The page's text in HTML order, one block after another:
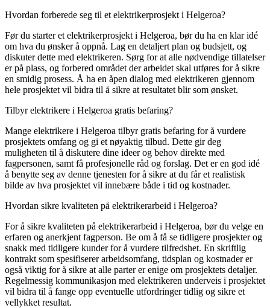
Hvordan forberede seg til et elektrikerprosjekt i Helgeroa?
Før du starter et elektrikerprosjekt i Helgeroa, bør du ha en klar idé
om hva du ønsker å oppnå. Lag en detaljert plan og budsjett, og
diskuter dette med elektrikeren. Sørg for at alle nødvendige tillatelser
er på plass, og forbered området der arbeidet skal utføres for å sikre
en smidig prosess. Å ha en åpen dialog med elektrikeren gjennom
hele prosjektet vil bidra til å sikre at resultatet blir som ønsket.
Tilbyr elektrikere i Helgeroa gratis befaring?
Mange elektrikere i Helgeroa tilbyr gratis befaring for å vurdere
prosjektets omfang og gi et nøyaktig tilbud. Dette gir deg
muligheten til å diskutere dine ideer og behov direkte med
fagpersonen, samt få profesjonelle råd og forslag. Det er en god idé
å benytte seg av denne tjenesten for å sikre at du får et realistisk
bilde av hva prosjektet vil innebære både i tid og kostnader.
Hvordan sikre kvaliteten på elektrikerarbeid i Helgeroa?
For å sikre kvaliteten på elektrikerarbeid i Helgeroa, bør du velge en
erfaren og anerkjent fagperson. Be om å få se tidligere prosjekter og
snakk med tidligere kunder for å vurdere tilfredshet. En skriftlig
kontrakt som spesifiserer arbeidsomfang, tidsplan og kostnader er
også viktig for å sikre at alle parter er enige om prosjektets detaljer.
Regelmessig kommunikasjon med elektrikeren underveis i prosjektet
vil bidra til å fange opp eventuelle utfordringer tidlig og sikre et
vellykket resultat.